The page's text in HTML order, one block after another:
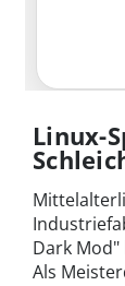
Linux-
Dark
Als